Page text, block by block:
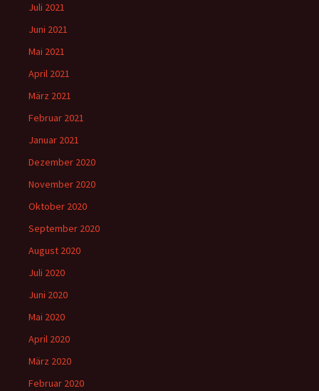
Juli 2021
Juni 2021
Mai 2021
April 2021
März 2021
Februar 2021
Januar 2021
Dezember 2020
November 2020
Oktober 2020
September 2020
August 2020
Juli 2020
Juni 2020
Mai 2020
April 2020
März 2020
Februar 2020